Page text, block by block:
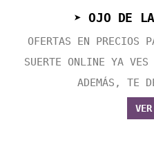
➤ OJO DE
OFERTAS EN PRECIOS
SUERTE ONLINE YA
ADEMÁS, TE